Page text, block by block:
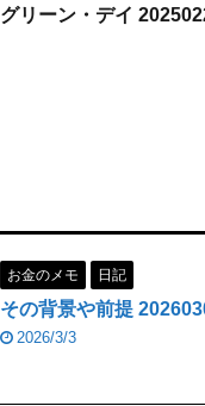
グリーン・デイ
お金のメモ 日記
その背景や前提
2026/3/3